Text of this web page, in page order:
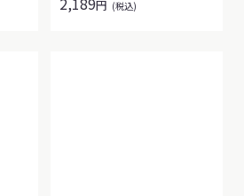
円 (税込)